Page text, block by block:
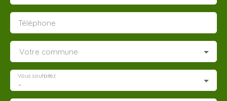
Téléphone
Votre commune
-
Vous souhaitez